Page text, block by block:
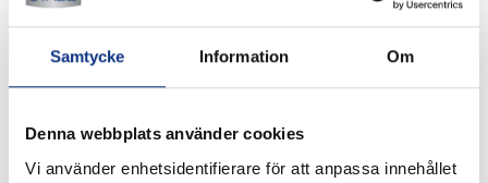
Samtycke Information Om
Denna webbplats använder cookies
Vi använder enhetsidentifierare för att anpassa innehållet
Betalning & frakt
Betalning mot faktura, 30 dagar. Fraktkostnad tillkommer.
Alla priser visas i SEK. Stabe innehar AAA-kreditvärdighet.